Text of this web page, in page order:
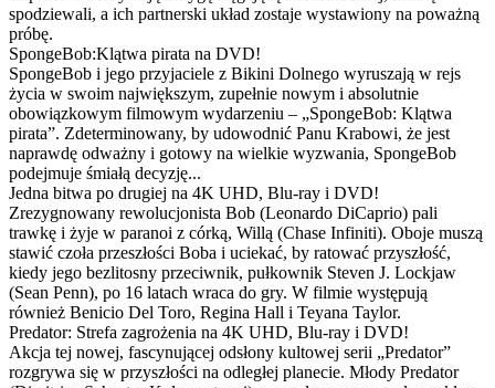
spodziewali, a ich partnerski układ zostaje wystawiony na poważną
próbę.
SpongeBob:Klątwa pirata na DVD!
SpongeBob i jego przyjaciele z Bikini Dolnego wyruszają w rejs
życia w swoim największym, zupełnie nowym i absolutnie
obowiązkowym filmowym wydarzeniu – „SpongeBob: Klątwa
pirata”. Zdeterminowany, by udowodnić Panu Krabowi, że jest
naprawdę odważny i gotowy na wielkie wyzwania, SpongeBob
podejmuje śmiałą decyzję...
Jedna bitwa po drugiej na 4K UHD, Blu-ray i DVD!
Zrezygnowany rewolucjonista Bob (Leonardo DiCaprio) pali
trawkę i żyje w paranoi z córką, Willą (Chase Infiniti). Oboje muszą
stawić czoła przeszłości Boba i uciekać, by ratować przyszłość,
kiedy jego bezlitosny przeciwnik, pułkownik Steven J. Lockjaw
(Sean Penn), po 16 latach wraca do gry. W filmie występują
również Benicio Del Toro, Regina Hall i Teyana Taylor.
Predator: Strefa zagrożenia na 4K UHD, Blu-ray i DVD!
Akcja tej nowej, fascynującej odsłony kultowej serii „Predator”
rozgrywa się w przyszłości na odległej planecie. Młody Predator